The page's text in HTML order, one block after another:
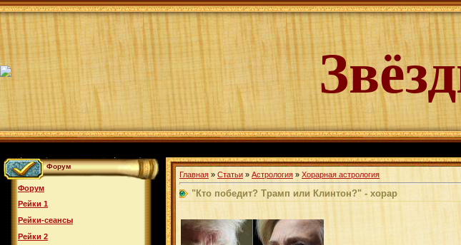
Форум
Форум
Рейки 1
Рейки-сеансы
Рейки 2
Главная » Статьи » Астрология » Хорарная астрология
"Кто победит? Трамп или Клинтон?" - хорар